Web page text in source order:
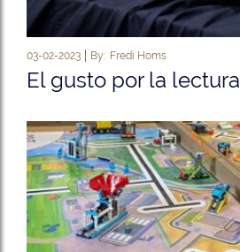
03-02-2023 By: Fredi Homs
El gusto por la lectura